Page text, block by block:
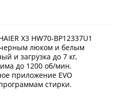
X3 HW70-BP12337U1
черным люком и белым
и загрузка до 7 кг,
до 1200 об/мин.
приложение EVO
стирки.